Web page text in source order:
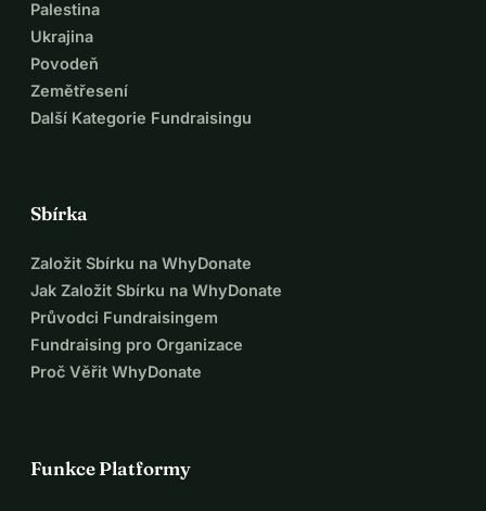
Palestina
Ukrajina
Povodeň
Zemětřesení
Další Kategorie Fundraisingu
Sbírka
Založit Sbírku na WhyDonate
Jak Založit Sbírku na WhyDonate
Průvodci Fundraisingem
Fundraising pro Organizace
Proč Věřit WhyDonate
Funkce Platformy